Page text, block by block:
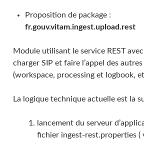
Proposition de package :
fr.gouv.vitam.ingest.upload.rest
Module utilisant le service REST
charger SIP et faire l’appel des
(workspace, processing et logbook,
La logique technique actuelle est la
lancement du serveur
fichier ingest-rest.properties (